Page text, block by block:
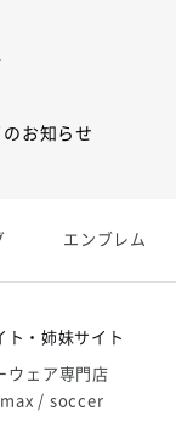
お知らせ
エンブレム
ト・姉妹サイト
ウェア専門店
/ soccer